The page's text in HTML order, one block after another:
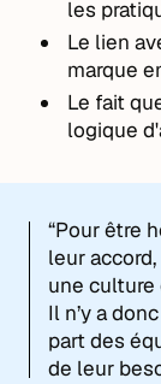
les
Le lien
marque
Le fait
logique
“Pour être
leur
une culture
Il n’y a
part des
de leur